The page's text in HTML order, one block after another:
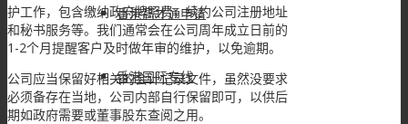
香港高才通申请
香港国际专线
护工作，包含缴纳政府牌照费，续约公司注册地址
和秘书服务等。我们通常会在公司周年成立日前的
1-2个月提醒客户及时做年审的维护，以免逾期。
公司应当保留好相关的会计记录文件，虽然没要求
必须备存在当地，公司内部自行保留即可，以供后
期如政府需要或董事股东查阅之用。